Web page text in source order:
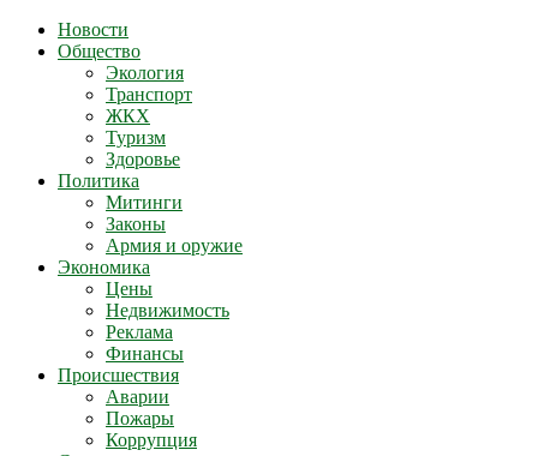
Новости
Общество
Экология
Транспорт
ЖКХ
Туризм
Здоровье
Политика
Митинги
Законы
Армия и оружие
Экономика
Цены
Недвижимость
Реклама
Финансы
Происшествия
Аварии
Пожары
Коррупция